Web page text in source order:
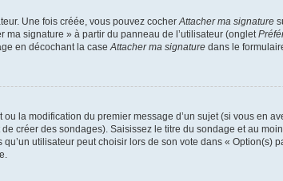
Une fois créée, vous pouvez cocher Attacher ma signature
ma signature » à partir du panneau de l’utilisateur (onglet
en décochant la case Attacher ma signature dans le
la modification du premier message d’un sujet (si vous en
créer des sondages). Saisissez le titre du sondage et au
utilisateur peut choisir lors de son vote dans « Option(s)